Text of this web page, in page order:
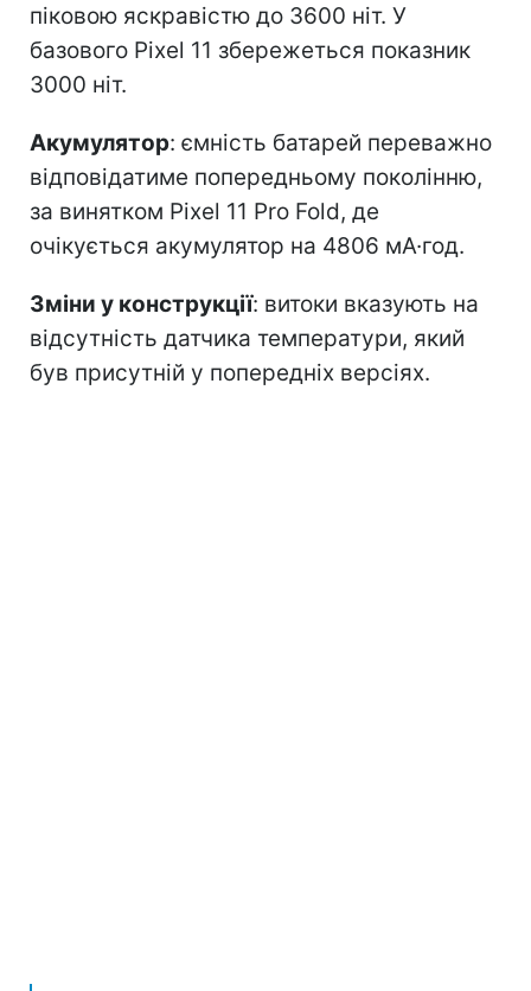
піковою яскравістю до 3600 ніт. У
базового Pixel 11 збережеться показник
3000 ніт.
Акумулятор: ємність батарей переважно
відповідатиме попередньому поколінню,
за винятком Pixel 11 Pro Fold, де
очікується акумулятор на 4806 мА·год.
Зміни у конструкції: витоки вказують на
відсутність датчика температури, який
був присутній у попередніх версіях.